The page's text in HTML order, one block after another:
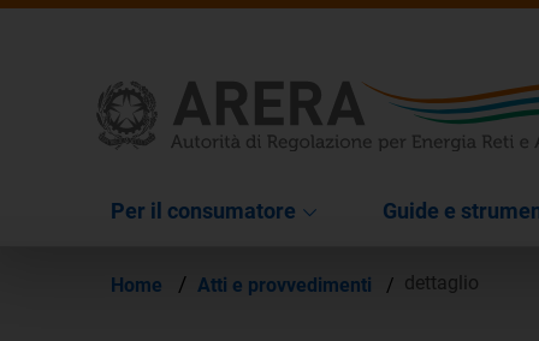
Per il consumatore Guide e
Home / Atti e provvedimenti / dettaglio